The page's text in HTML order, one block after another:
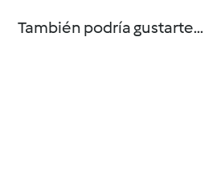
También podría gustarte...